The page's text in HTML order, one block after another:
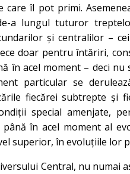
care îl pot primi.
a lungul tuturor
și centralilor –
doar pentru întăriri,
în acel moment – deci
particular se
fiecărei subtrepte și
special amenjate,
în acel moment al
superior, în evoluțiile lor
Central, nu numai